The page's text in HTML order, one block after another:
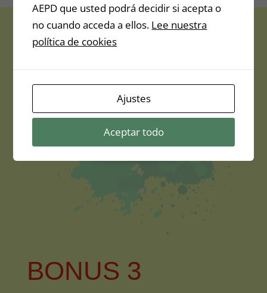
BONUS 3
AEPD que usted podrá decidir si acepta o
no cuando acceda a ellos. Lee nuestra
política de cookies
Ajustes
Aceptar todo